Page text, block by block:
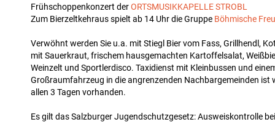
Frühschoppenkonzert derORTSMUSIKKAPELLE STROBL
Zum Bierzeltkehraus spielt ab 14 Uhr die Gruppe Böhmische
Verwöhnt werden Sie u.a. mit Stiegl Bier vom Fass, Grillhendl,
mit Sauerkraut, frischem hausgemachten Kartoffelsalat,
Weinzelt und Sportlerdisco. Taxidienst mit Kleinbussen und
Großraumfahrzeug in die angrenzenden Nachbargemeinden ist
allen 3 Tagen vorhanden.
Es gilt das Salzburger Jugendschutzgesetz: Ausweiskontrolle